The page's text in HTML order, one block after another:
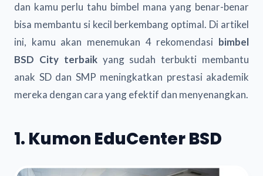
dan kamu perlu tahu bimbel mana yang benar-benar
bisa membantu si kecil berkembang optimal. Di artikel
ini, kamu akan menemukan 4 rekomendasi bimbel
BSD City terbaikyang sudah terbukti membantu
anak SD dan SMP meningkatkan prestasi akademik
mereka dengan cara yang efektif dan menyenangkan.
1. Kumon EduCenter BSD